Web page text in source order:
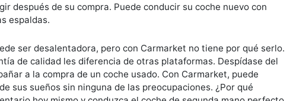
después de su compra. Puede conducir su coche nuevo con
espaldas.
ser desalentadora, pero con Carmarket no tiene por qué serlo.
de calidad les diferencia de otras plataformas. Despídase del
a la compra de un coche usado. Con Carmarket, puede
sus sueños sin ninguna de las preocupaciones. ¿Por qué